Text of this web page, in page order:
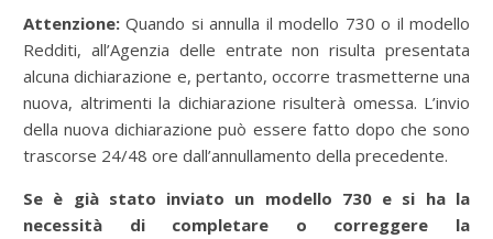
Attenzione: Quando si annulla il modello 730 o il modello
Redditi, all’Agenzia delle entrate non risulta presentata
alcuna dichiarazione e, pertanto, occorre trasmetterne una
nuova, altrimenti la dichiarazione risulterà omessa. L’invio
della nuova dichiarazione può essere fatto dopo che sono
trascorse 24/48 ore dall’annullamento della precedente.
Se è già stato inviato un modello 730 e si ha la
necessità di completare o correggere la